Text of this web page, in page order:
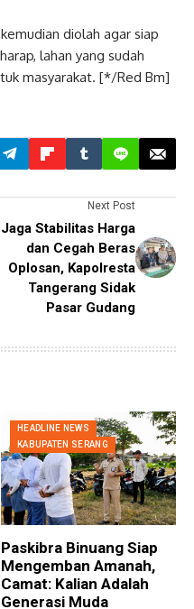
diolah agar siap
lahan yang sudah
masyarakat. [*/Red Bm]
Next Post
Jaga Stabilitas Harga
dan Cegah Beras
Oplosan, Kapolresta
Tangerang Sidak
Pasar Gudang
HEADLINE NEWS
KABUPATEN SERANG
Paskibra Binuang Siap
Mengemban Amanah,
Camat: Kalian Adalah
Generasi Muda